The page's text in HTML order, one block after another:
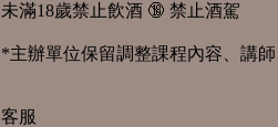
未滿18歲禁止飲酒 🔞 禁止酒駕
*主辦單位保留調整課程內容、講師
客服